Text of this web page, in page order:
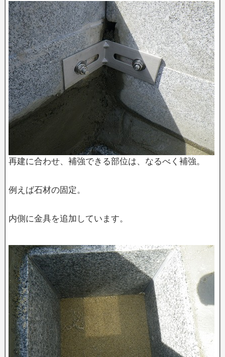
再建に合わせ、補強できる部位は、なるべく補強。
例えば石材の固定。
内側に金具を追加しています。